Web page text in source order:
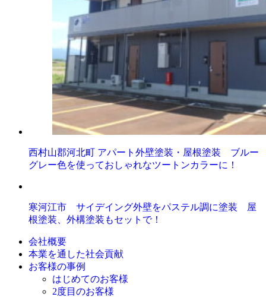
西村山郡河北町 アパート外壁塗装・屋根塗装 ブルー
グレー色を使っておしゃれなツートンカラーに！
寒河江市 サイデイング外壁をパステル調に塗装 屋
根塗装、外構塗装もセットで！
会社概要
本業を通した社会貢献
お客様の事例
はじめてのお客様
2度目のお客様